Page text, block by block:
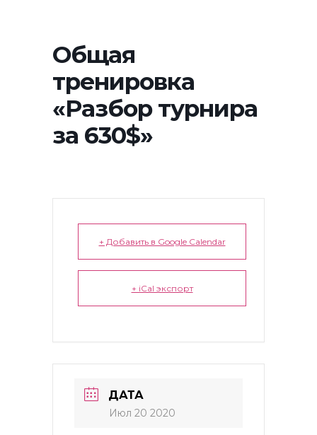
Общая
тренировка
«Разбор турнира
за 630$»
+ Добавить в Google Calendar
+ iCal экспорт
ДАТА
Июл 20 2020